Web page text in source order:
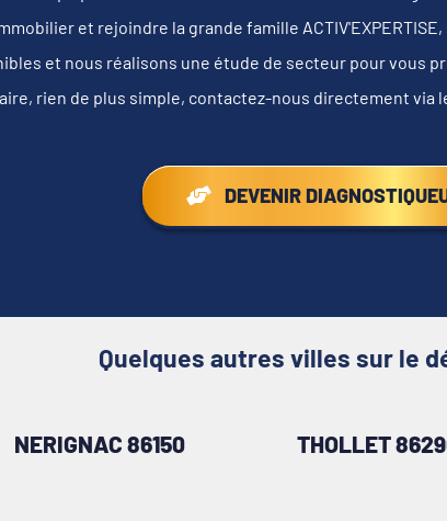
et rejoindre la grande famille
et nous réalisons une étude de secteur pour vous
rien de plus simple, contactez-nous directement via
DEVENIR
Quelques autres villes sur le
NERIGNAC 86150 THOLLET